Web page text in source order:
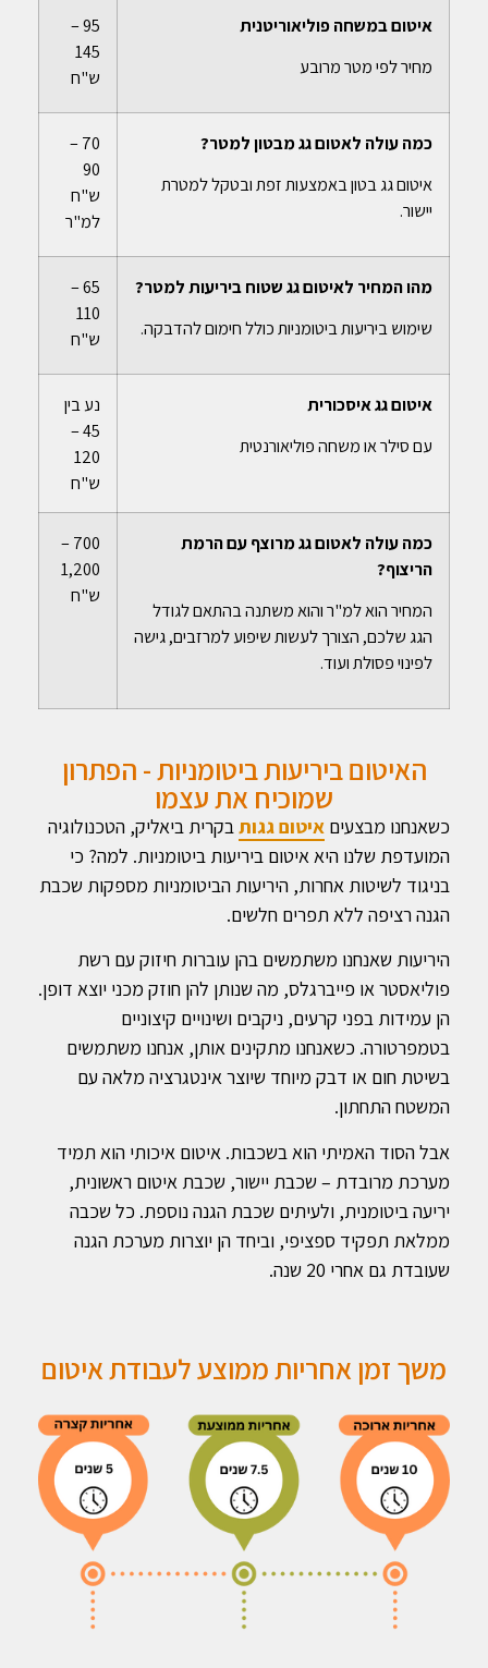
איטום במשחה פוליאוריטנית
מחיר לפי מטר מרובע
95 –
145
ש"ח
כמה עולה לאטום גג מבטון למטר?
איטום גג בטון באמצעות זפת ובטקל למטרת
יישור.
70 –
90
ש"ח
למ"ר
מהו המחיר לאיטום גג שטוח ביריעות למטר?
שימוש ביריעות ביטומניות כולל חימום להדבקה.
65 –
110
ש"ח
איטום גג איסכורית
עם סילר או משחה פוליאורנטית
נע בין
45 –
120
ש"ח
כמה עולה לאטום גג מרוצף עם הרמת
הריצוף?
המחיר הוא למ"ר והוא משתנה בהתאם לגודל
הגג שלכם, הצורך לעשות שיפוע למרזבים, גישה
לפינוי פסולת ועוד.
700 –
1,200
ש"ח
האיטום ביריעות ביטומניות - הפתרון
שמוכיח את עצמו
כשאנחנו מבצעים איטום גגותבקרית ביאליק, הטכנולוגיה
המועדפת שלנו היא איטום ביריעות ביטומניות. למה? כי
בניגוד לשיטות אחרות, היריעות הביטומניות מספקות שכבת
הגנה רציפה ללא תפרים חלשים.
היריעות שאנחנו משתמשים בהן עוברות חיזוק עם רשת
פוליאסטר או פייברגלס, מה שנותן להן חוזק מכני יוצא דופן.
הן עמידות בפני קרעים, ניקבים ושינויים קיצוניים
בטמפרטורה. כשאנחנו מתקינים אותן, אנחנו משתמשים
בשיטת חום או דבק מיוחד שיוצר אינטגרציה מלאה עם
המשטח התחתון.
אבל הסוד האמיתי הוא בשכבות. איטום איכותי הוא תמיד
מערכת מרובדת – שכבת יישור, שכבת איטום ראשונית,
יריעה ביטומנית, ולעיתים שכבת הגנה נוספת. כל שכבה
ממלאת תפקיד ספציפי, וביחד הן יוצרות מערכת הגנה
שעובדת גם אחרי 20 שנה.
משך זמן אחריות ממוצע לעבודת איטום